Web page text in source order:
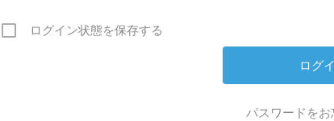
ログイン状態を保存する
パスワードを